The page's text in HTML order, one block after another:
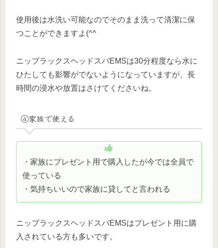
使用後は水洗い可能なのでそのまま洗って清潔に保
つことができますよ(^^
ニップラックスヘッドスパEMSは30分程度なら水に
ひたしても影響がでないようになっていますが、長
時間の浸水や放置はさけてくださいね。
④家族で使える
・家族にプレゼント用で購入したが今では全員で
使っている
・気持ちいいので家族に貸してと言われる
ニップラックスヘッドスパEMSはプレゼント用に購
入されている方も多いです。